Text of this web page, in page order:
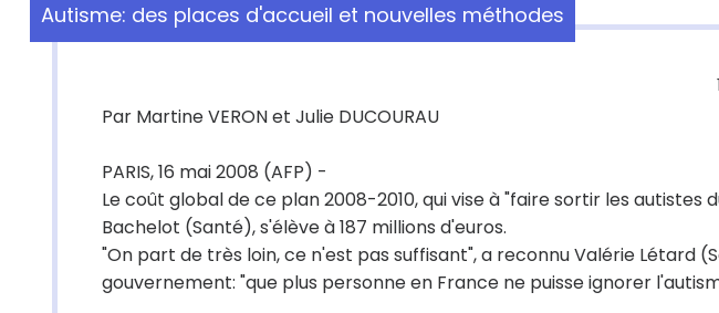
Autisme: des places d'accueil et nouvelles méthodes
Par Martine VERON et Julie DUCOURAU
PARIS, 16 mai 2008 (AFP) -
Le coût global de ce plan 2008-2010, qui vise à "faire sortir les autistes
Bachelot (Santé), s'élève à 187 millions d'euros.
"On part de très loin, ce n'est pas suffisant", a reconnu Valérie Létard
gouvernement: "que plus personne en France ne puisse ignorer